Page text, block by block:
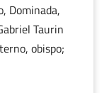
Dominada,
Taurin
obispo;